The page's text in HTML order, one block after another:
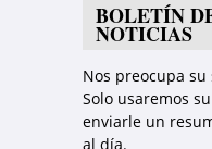
BOLETÍN
NOTICIAS
Nos preocupa
Solo usaremos
enviarle un
al día.